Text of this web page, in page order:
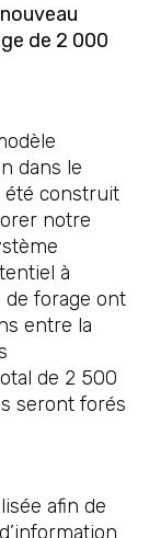
de 2 000
dans le
été construit
notre
à
de forage ont
entre la
de 2 500
seront forés
afin de